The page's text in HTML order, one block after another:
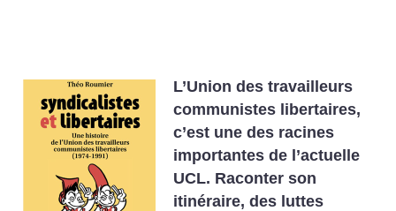
L’Union des travailleurs
communistes libertaires,
c’est une des racines
importantes de l’actuelle
UCL. Raconter son
itinéraire, des luttes